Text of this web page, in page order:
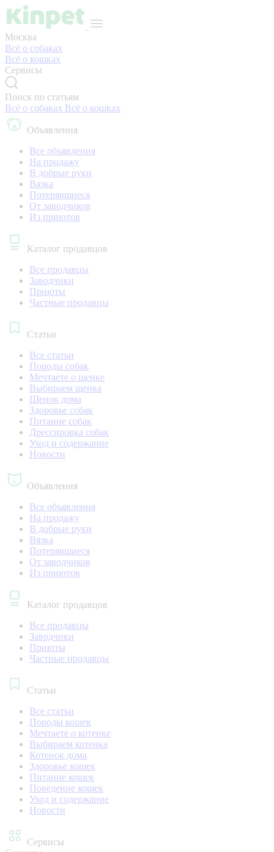
Москва
Всё о собаках
Всё о кошках
Сервисы
Поиск по статьям
Всё о собаках Всё о кошках
Объявления
Все объявления
На продажу
В добрые руки
Вязка
Потерявшиеся
От заводчиков
Из приютов
Каталог продавцов
Все продавцы
Заводчики
Приюты
Частные продавцы
Статьи
Все статьи
Породы собак
Мечтаете о щенке
Выбираем щенка
Щенок дома
Здоровье собак
Питание собак
Дрессировка собак
Уход и содержание
Новости
Объявления
Все объявления
На продажу
В добрые руки
Вязка
Потерявшиеся
От заводчиков
Из приютов
Каталог продавцов
Все продавцы
Заводчики
Приюты
Частные продавцы
Статьи
Все статьи
Породы кошек
Мечтаете о котенке
Выбираем котенка
Котенок дома
Здоровье кошек
Питание кошек
Поведение кошек
Уход и содержание
Новости
Сервисы